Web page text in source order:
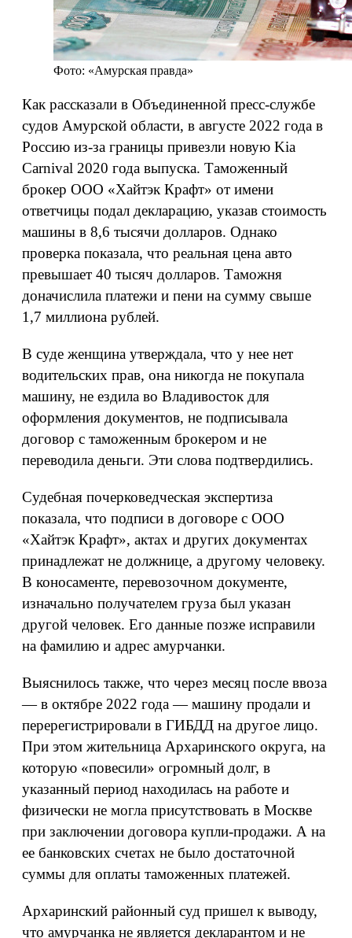
Фото: «Амурская правда»
Как рассказали в Объединенной пресс-службе
судов Амурской области, в августе 2022 года в
Россию из-за границы привезли новую Kia
Carnival 2020 года выпуска. Таможенный
брокер ООО «Хайтэк Крафт» от имени
ответчицы подал декларацию, указав стоимость
машины в 8,6 тысячи долларов. Однако
проверка показала, что реальная цена авто
превышает 40 тысяч долларов. Таможня
доначислила платежи и пени на сумму свыше
1,7 миллиона рублей.
В суде женщина утверждала, что у нее нет
водительских прав, она никогда не покупала
машину, не ездила во Владивосток для
оформления документов, не подписывала
договор с таможенным брокером и не
переводила деньги. Эти слова подтвердились.
Судебная почерковедческая экспертиза
показала, что подписи в договоре с ООО
«Хайтэк Крафт», актах и других документах
принадлежат не должнице, а другому человеку.
В коносаменте, перевозочном документе,
изначально получателем груза был указан
другой человек. Его данные позже исправили
на фамилию и адрес амурчанки.
Выяснилось также, что через месяц после ввоза
— в октябре 2022 года — машину продали и
перерегистрировали в ГИБДД на другое лицо.
При этом жительница Архаринского округа, на
которую «повесили» огромный долг, в
указанный период находилась на работе и
физически не могла присутствовать в Москве
при заключении договора купли-продажи. А на
ее банковских счетах не было достаточной
суммы для оплаты таможенных платежей.
Архаринский районный суд пришел к выводу,
что амурчанка не является декларантом и не